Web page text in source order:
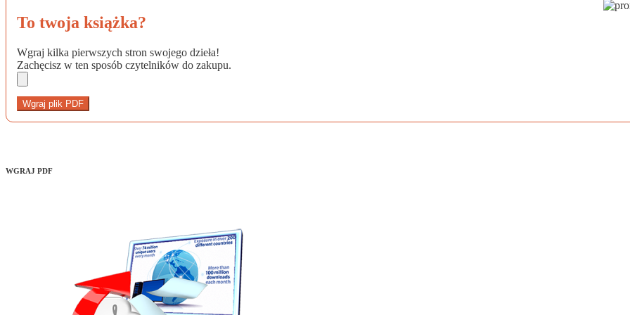
To twoja książka?
Wgraj kilka pierwszych stron swojego dzieła!
Zachęcisz w ten sposób czytelników do zakupu.
Wgraj plik PDF
WGRAJ PDF